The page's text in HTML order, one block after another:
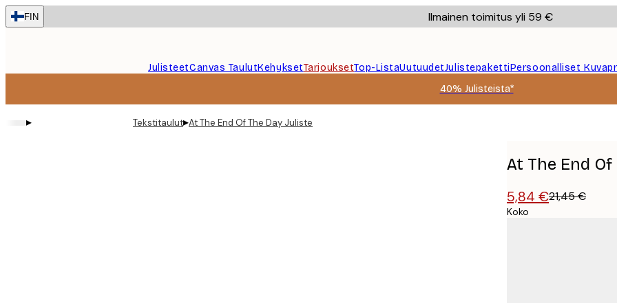
Skip
to
FIN Ilmainen toimitus yli 59 €
JulisteetCanvas TaulutKehyksetTarjouksetTop-ListaUutuudetJulistepakettiPersoonalliset
40% Julisteista*
▸ Tekstitaulut▸At The End Of The Day Juliste
At The End
5,84 €21,45 €
Koko